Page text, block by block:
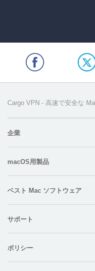
Cargo VPN - 高速で安全な
企業
macOS用製品
ベスト Mac ソフトウェア
サポート
ポリシー